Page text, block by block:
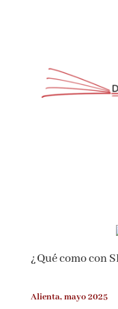
¿Qué como con
Alienta, mayo 2025
Suscríbete
Únete a